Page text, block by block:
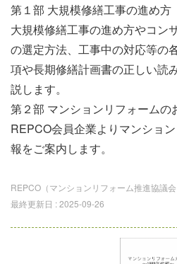
第１部 ⼤規模修繕⼯事の進め⽅
⼤規模修繕⼯事の進め⽅やコン
の選定⽅法、⼯事中の対応等の
項や長期修繕計画書の正しい読
説します。
第２部 マンションリフォームの
REPCO会員企業よりマンショ
報をご案内します。
REPCO（マンションリフォーム推進協議会
最終更新日 :2025-09-26